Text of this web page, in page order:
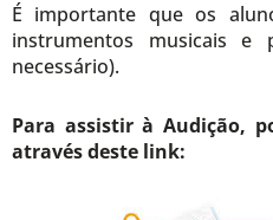
É importante que os
instrumentos musicais e
necessário).
Para assistir à Audição,
através deste link: